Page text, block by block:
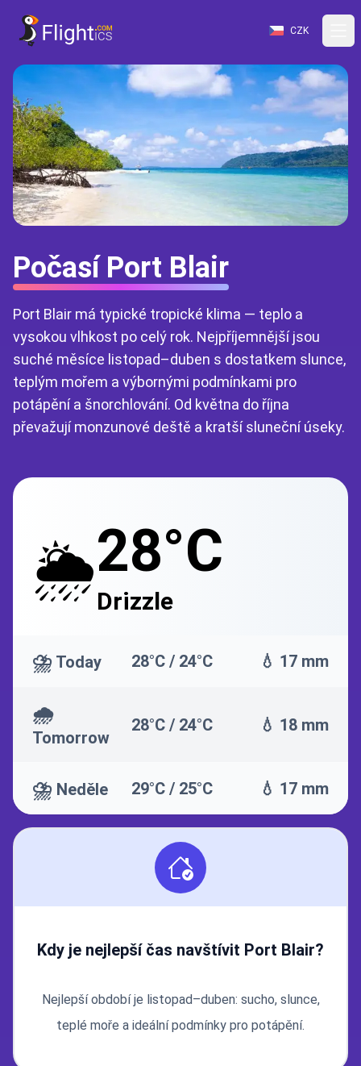
CZK
Počasí Port Blair
Port Blair má typické tropické klima — teplo a
vysokou vlhkost po celý rok. Nejpříjemnější jsou
suché měsíce listopad–duben s dostatkem slunce,
teplým mořem a výbornými podmínkami pro
potápění a šnorchlování. Od května do října
převažují monzunové deště a kratší sluneční úseky.
🌦️28°C
Drizzle
⛈️ Today 28°C / 24°C 💧 17 mm
🌧️
Tomorrow
28°C / 24°C 💧 18 mm
⛈️ Neděle 29°C / 25°C 💧 17 mm
Kdy je nejlepší čas navštívit Port Blair?
Nejlepší období je listopad–duben: sucho, slunce,
teplé moře a ideální podmínky pro potápění.